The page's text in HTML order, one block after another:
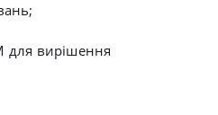
для вирішення